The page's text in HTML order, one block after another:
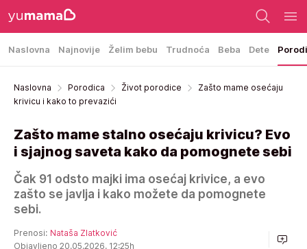
Naslovna Najnovije Želim bebu Trudnoća Beba Dete
Naslovna Porodica Život porodice
Zašto mame osećaju
krivicu i kako to prevazići
Zašto mame stalno osećaju krivicu? Evo
i sjajnog saveta kako da pomognete sebi
Čak 91 odsto majki ima osećaj krivice, a evo
zašto se javlja i kako možete da pomognete
sebi.
Prenosi: Nataša Zlatković
Objavljeno 20.05.2026. 12:25h